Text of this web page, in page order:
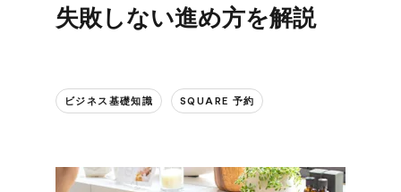
失敗しない​進め方を​解説
ビジネス基礎知識 SQUARE 予約